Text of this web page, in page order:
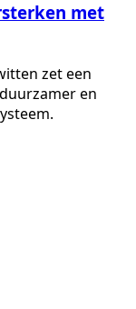
met
zet een
en